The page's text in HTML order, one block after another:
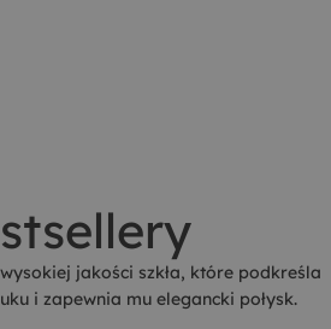
jakości szkła, które podkreśla
i zapewnia mu elegancki połysk.